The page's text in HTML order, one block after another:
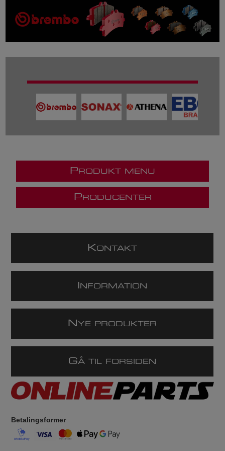
P RODUKT MENU
P RODUCENTER
KONTAKT
NFORMATION
N YE PRODUKTER
GÅ TIL FORSIDEN
Betalingsformer